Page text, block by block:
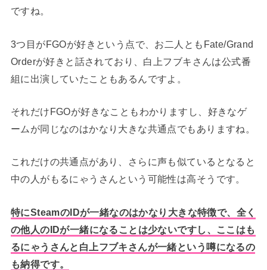
ですね。
3つ目がFGOが好きという点で、お二人ともFate/Grand
Orderが好きと話されており、白上フブキさんは公式番
組に出演していたこともあるんですよ。
それだけFGOが好きなこともわかりますし、好きなゲ
ームが同じなのはかなり大きな共通点でもありますね。
これだけの共通点があり、さらに声も似ているとなると
中の人がもるにゃうさんという可能性は高そうです。
特にSteamのIDが一緒なのはかなり大きな特徴で、全く
の他人のIDが一緒になることは少ないですし、ここはも
るにゃうさんと白上フブキさんが一緒という噂になるの
も納得です。